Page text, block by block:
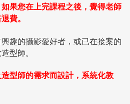
果您在上完課程之後，覺得老師
費。
趣的攝影愛好者，或已在接案的
型師。
型師的需求而設計，系統化教